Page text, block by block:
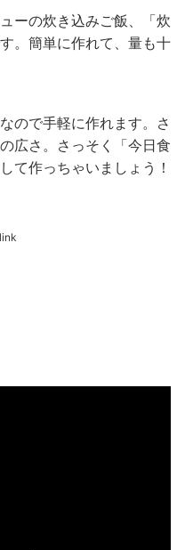
ーの炊き込みご飯、「炊
。簡単に作れて、量も十
ので手軽に作れます。さ
広さ。さっそく「今日食
て作っちゃいましょう！